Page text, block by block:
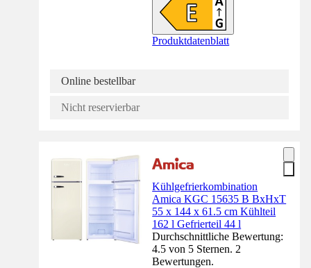
Produktdatenblatt
Online bestellbar
Nicht reservierbar
Kühlgefrierkombination
Amica KGC 15635 B BxHxT
55 x 144 x 61.5 cm Kühlteil
162 l Gefrierteil 44 l
Durchschnittliche Bewertung:
4.5 von 5 Sternen. 2
Bewertungen.